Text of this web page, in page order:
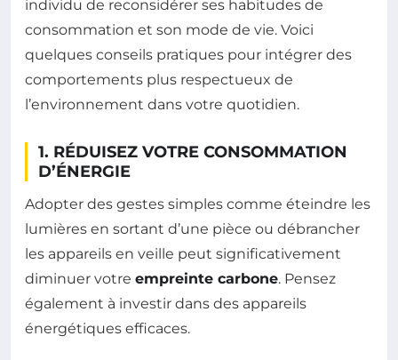
individu de reconsidérer ses habitudes de
consommation et son mode de vie. Voici
quelques conseils pratiques pour intégrer des
comportements plus respectueux de
l’environnement dans votre quotidien.
1. RÉDUISEZ VOTRE CONSOMMATION
D’ÉNERGIE
Adopter des gestes simples comme éteindre les
lumières en sortant d’une pièce ou débrancher
les appareils en veille peut significativement
diminuer votre empreinte carbone. Pensez
également à investir dans des appareils
énergétiques efficaces.